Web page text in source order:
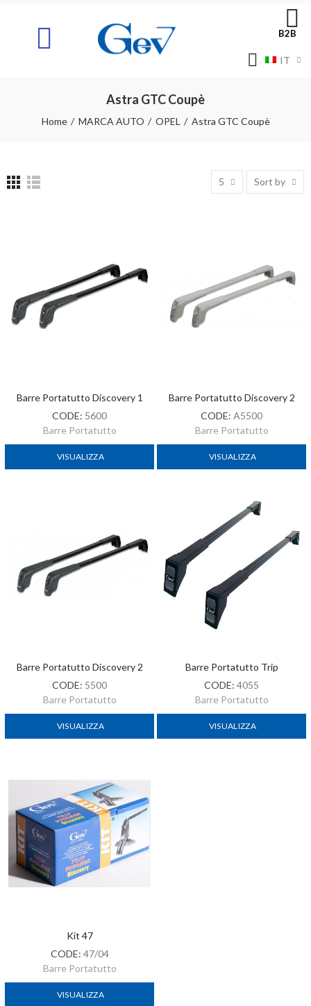
B2B
IT
Astra GTC Coupè
Home MARCA AUTO OPEL Astra GTC Coupè
5 Sort by
Barre Portatutto Discovery 1
CODE: 5600
Barre Portatutto
VISUALIZZA
Barre Portatutto Discovery 2
CODE: A5500
Barre Portatutto
VISUALIZZA
Barre Portatutto Discovery 2
CODE: 5500
Barre Portatutto
VISUALIZZA
Barre Portatutto Trip
CODE: 4055
Barre Portatutto
VISUALIZZA
Kit 47
CODE: 47/04
Barre Portatutto
VISUALIZZA